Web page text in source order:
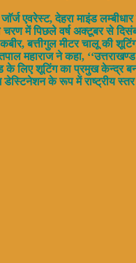
एवरेस्ट, देहरा माइंड
में पिछले वर्ष अक्टूबर से
बत्तीगुल मीटर चालू की
महाराज ने कहा,
के लिए शूटिंग का प्रमुख केन्द्र
डेस्टिनेशन के रूप में राष्ट्रीय